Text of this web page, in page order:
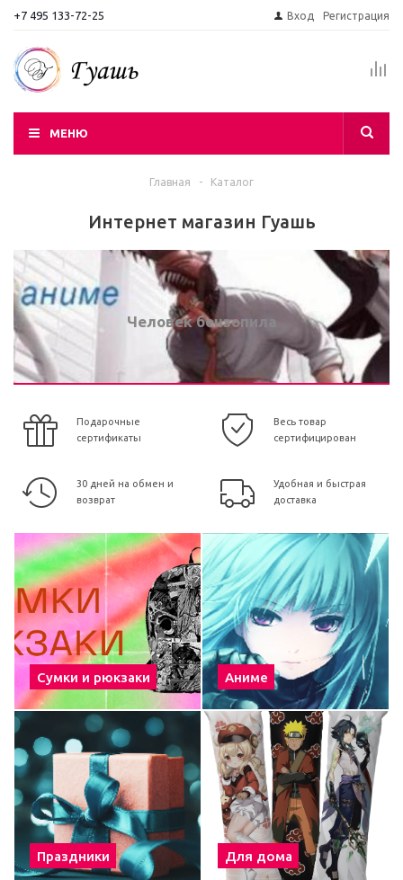
+7 495 133-72-25 Вход Регистрация
МЕНЮ
Главная - Каталог
Интернет магазин Гуашь
Человек бензопила
Подарочные
сертификаты
Весь товар
сертифицирован
30 дней на обмен и
возврат
Удобная и быстрая
доставка
Сумки и рюкзаки Аниме
Праздники Для дома